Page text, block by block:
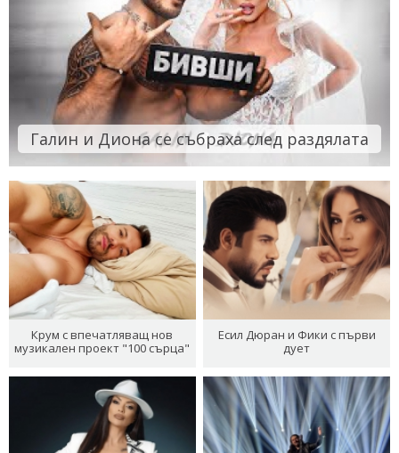
Галин и Диона се събраха след раздялата
Крум с впечатляващ нов
музикален проект "100 сърца"
Есил Дюран и Фики с първи
дует